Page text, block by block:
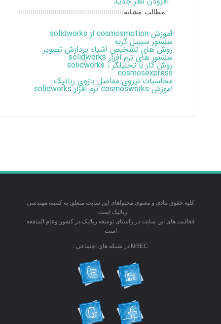
مطالب مشابه
آموزش cosmosmotion از solidworks
سنسور سیبیل گربه
روش های تشخیص اشیاء پردازش تصویر
سنسور های نرم افزار solidworks
روش کار با تحلیلگر solidworks ،
cosmosexpress
محاسبات نیروی مفاصل بازوی رباتیک
اموزش cosmosworks نرم افزار solidworks
کلیه حقوق مادی و معنوی محتواهای این سایت متعلق به کمیته مهندسی
رباتیک است
فعالیت های این سایت در راستای توسعه رباتیک در کشور وعام المنفعه
است
NREC در شبکه های اجتماعی :